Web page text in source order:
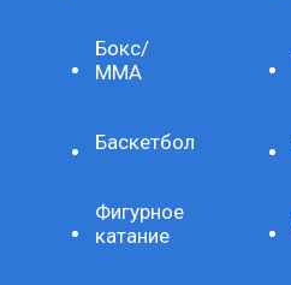
Бокс/
ММА
Баскетбол
Фигурное
катание